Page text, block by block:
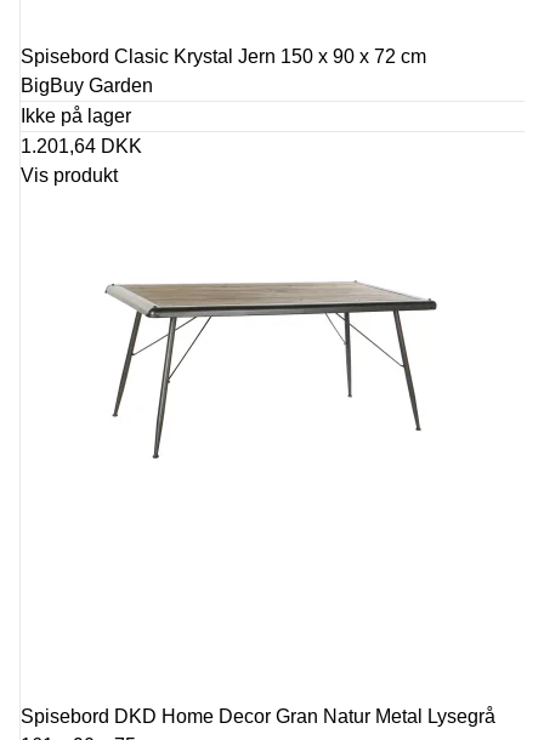
Spisebord Clasic Krystal Jern 150 x 90 x 72 cm
BigBuy Garden
Ikke på lager
1.201,64 DKK
Vis produkt
Spisebord DKD Home Decor Gran Natur Metal Lysegrå